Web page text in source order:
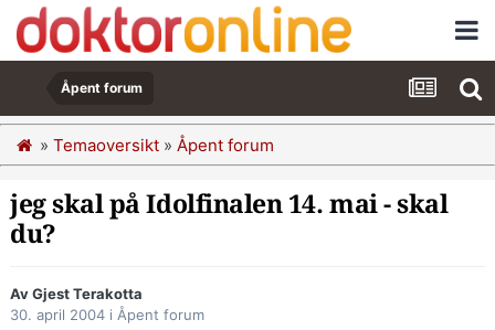
Åpent forum
» Temaoversikt » Åpent forum
jeg skal på Idolfinalen 14. mai - skal
du?
Av Gjest Terakotta
30. april 2004 i Åpent forum